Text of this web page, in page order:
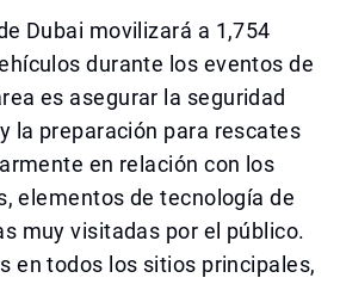
Dubai movilizará a 1,754
durante los eventos de
es asegurar la seguridad
la preparación para rescates
en relación con los
elementos de tecnología de
muy visitadas por el público.
en todos los sitios principales,